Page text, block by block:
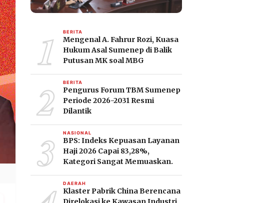
1 BERITA
Mengenal A. Fahrur Rozi, Kuasa
Hukum Asal Sumenep di Balik
Putusan MK soal MBG
2 BERITA
Pengurus Forum TBM Sumenep
Periode 2026-2031 Resmi
Dilantik
3 NASIONAL
BPS: Indeks Kepuasan Layanan
Haji 2026 Capai 83,28%,
Kategori Sangat Memuaskan.
DAERAH
Klaster Pabrik China Berencana